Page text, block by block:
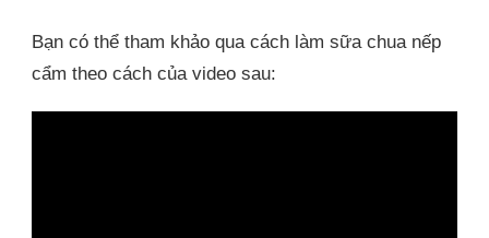
Bạn có thể tham khảo qua cách làm sữa chua nếp
cẩm theo cách của video sau: